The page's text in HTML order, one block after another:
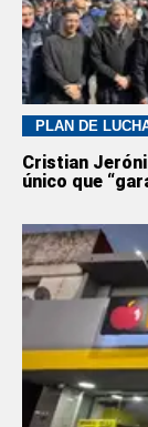
PLAN DE
Cristian
único que